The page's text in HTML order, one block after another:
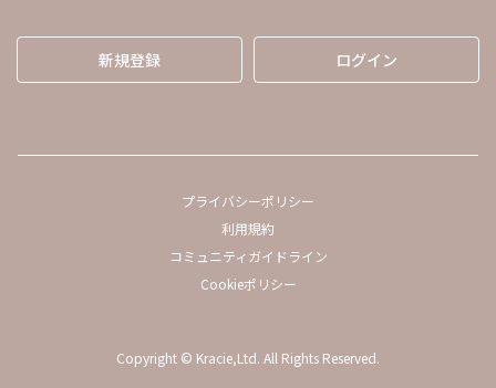
新規登録 ログイン
プライバシーポリシー
利用規約
コミュニティガイドライン
Cookieポリシー
Copyright © Kracie,Ltd. All Rights Reserved.